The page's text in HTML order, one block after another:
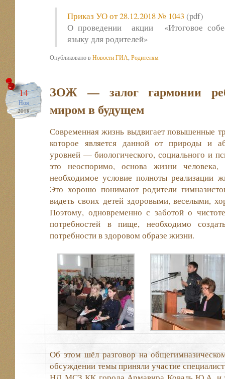
Приказ УО от 28.12.2018 № 1043 (pdf)
О проведении акции «Итоговое
языку для родителей»
Опубликовано вНовости ГИА Родителям
14
Ноя
2018
ЗОЖ — залог гармонии
миром в будущем
Современная жизнь выдвигает повышенные
которое является данной от природы и
уровней — биологического, социального и
это неоспоримо, основа жизни
необходимое условие полноты реализации
Это хорошо понимают родители
видеть своих детей здоровыми, веселыми,
Поэтому, одновременно с заботой о
потребностей в пище, необходимо
потребности в здоровом образе жизни.
Об этом шёл разговор на
обсуждении темы приняли участие